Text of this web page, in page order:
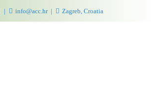
info@acc.hr Zagreb, Croatia